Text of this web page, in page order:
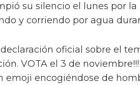
su silencio el lunes por la
y corriendo por agua
oficial sobre el
VOTA el 3 de
emoji encogiéndose de